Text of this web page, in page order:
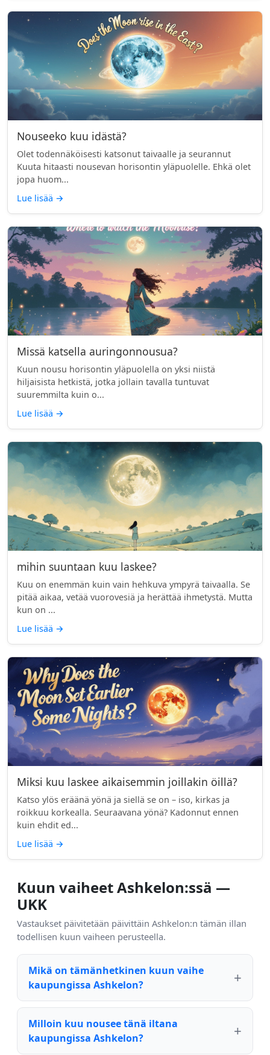
Nouseeko kuu idästä?
Olet todennäköisesti katsonut taivaalle ja seurannut
Kuuta hitaasti nousevan horisontin yläpuolelle. Ehkä olet
jopa huom...
Lue lisää →
Missä katsella auringonnousua?
Kuun nousu horisontin yläpuolella on yksi niistä
hiljaisista hetkistä, jotka jollain tavalla tuntuvat
suuremmilta kuin o...
Lue lisää →
mihin suuntaan kuu laskee?
Kuu on enemmän kuin vain hehkuva ympyrä taivaalla. Se
pitää aikaa, vetää vuorovesiä ja herättää ihmetystä. Mutta
kun on ...
Lue lisää →
Miksi kuu laskee aikaisemmin joillakin öillä?
Katso ylös eräänä yönä ja siellä se on – iso, kirkas ja
roikkuu korkealla. Seuraavana yönä? Kadonnut ennen
kuin ehdit ed...
Lue lisää →
Kuun vaiheet Ashkelon:ssä —
UKK
Vastaukset päivitetään päivittäin Ashkelon:n tämän illan
todellisen kuun vaiheen perusteella.
Mikä on tämänhetkinen kuun vaihe
kaupungissa Ashkelon?
Milloin kuu nousee tänä iltana
kaupungissa Ashkelon?